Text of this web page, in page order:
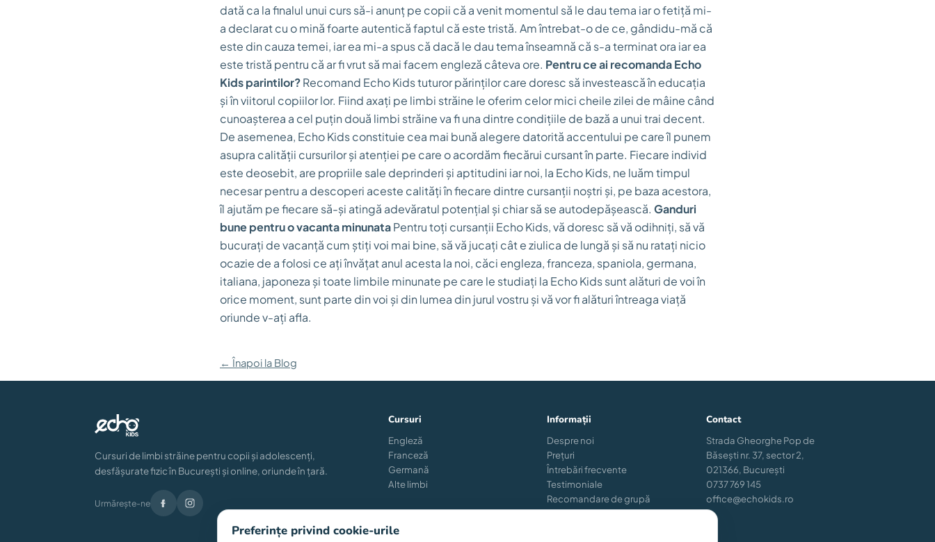
dată ca la finalul unui curs să-i anunț pe copii că a venit momentul să le dau tema iar o fetiță mi-
a declarat cu o mină foarte autentică faptul că este tristă. Am întrebat-o de ce, gândidu-mă că
este din cauza temei, iar ea mi-a spus că dacă le dau tema înseamnă că s-a terminat ora iar ea
este tristă pentru că ar fi vrut să mai facem engleză câteva ore. Pentru ce ai recomanda Echo
Kids parintilor?Recomand Echo Kids tuturor părinților care doresc să investească în educația
și în viitorul copiilor lor. Fiind axați pe limbi străine le oferim celor mici cheile zilei de mâine când
cunoașterea a cel puțin două limbi străine va fi una dintre condițiile de bază a unui trai decent.
De asemenea, Echo Kids constituie cea mai bună alegere datorită accentului pe care îl punem
asupra calității cursurilor și atenției pe care o acordăm fiecărui cursant în parte. Fiecare individ
este deosebit, are propriile sale deprinderi și aptitudini iar noi, la Echo Kids, ne luăm timpul
necesar pentru a descoperi aceste calități în fiecare dintre cursanții noștri și, pe baza acestora,
îl ajutăm pe fiecare să-și atingă adevăratul potențial și chiar să se autodepășească. Ganduri
bune pentru o vacanta minunataPentru toți cursanții Echo Kids, vă doresc să vă odihniți, să vă
bucurați de vacanță cum știți voi mai bine, să vă jucați cât e ziulica de lungă și să nu ratați nicio
ocazie de a folosi ce ați învățat anul acesta la noi, căci engleza, franceza, spaniola, germana,
italiana, japoneza și toate limbile minunate pe care le studiați la Echo Kids sunt alături de voi în
orice moment, sunt parte din voi și din lumea din jurul vostru și vă vor fi alături întreaga viață
oriunde v-ați afla.
← Înapoi la Blog
Cursuri de limbi străine pentru copii și adolescenți,
desfășurate fizic în București și online, oriunde în țară.
Urmărește-ne
Cursuri
Engleză
Franceză
Germană
Alte limbi
Informații
Despre noi
Prețuri
Întrebări frecvente
Testimoniale
Recomandare de grupă
Reînscriere
Contact
Strada Gheorghe Pop de
Băsești nr. 37, sector 2,
021366, București
0737 769 145
office@echokids.ro
Preferințe privind cookie-urile